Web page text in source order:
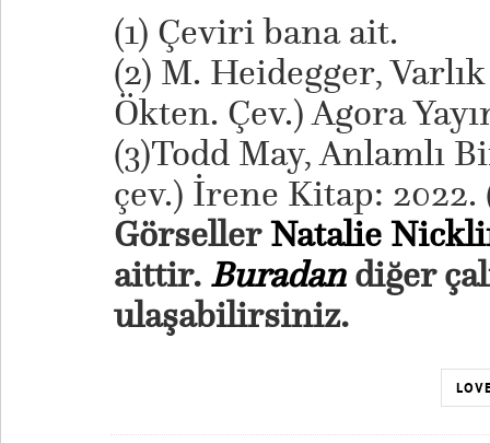
(1) Çeviri bana ait.
(2) M. Heidegger,
Ökten. Çev.) Agora
(3)Todd May, Anlamlı
çev.) İrene Kitap: 2022.
GörsellerNatalie
aittir. Buradandiğer
ulaşabilirsiniz.